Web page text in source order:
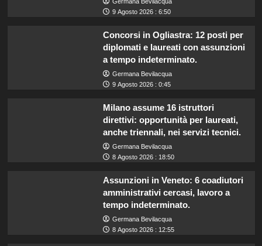
9 Agosto 2026 : 6:50
Concorsi in Ogliastra: 12 posti per
diplomati e laureati con assunzioni
a tempo indeterminato.
Germana Bevilacqua
9 Agosto 2026 : 0:45
Milano assume 16 istruttori
direttivi: opportunità per laureati,
anche triennali, nei servizi tecnici.
Germana Bevilacqua
8 Agosto 2026 : 18:50
Assunzioni in Veneto: 6 coadiutori
amministrativi cercasi, lavoro a
tempo indeterminato.
Germana Bevilacqua
8 Agosto 2026 : 12:55